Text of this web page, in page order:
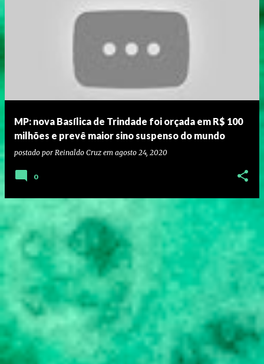
MP: nova Basílica de Trindade foi orçada em R$ 100
milhões e prevê maior sino suspenso do mundo
postado por Reinaldo Cruz em agosto 24, 2020
0